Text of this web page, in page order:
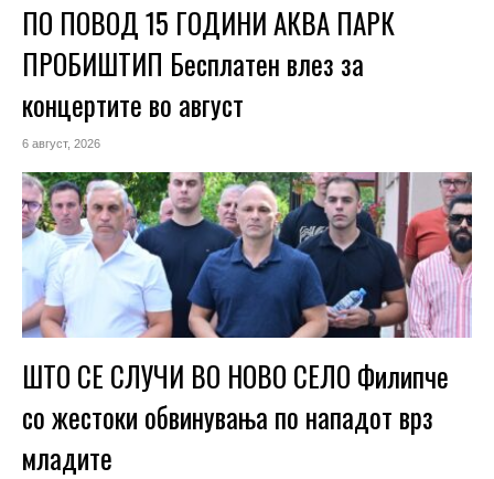
ПО ПОВОД 15 ГОДИНИ АКВА ПАРК
ПРОБИШТИП Бесплатен влез за
концертите во август
6 август, 2026
ШТО СЕ СЛУЧИ ВО НОВО СЕЛО Филипче
со жестоки обвинувања по нападот врз
младите